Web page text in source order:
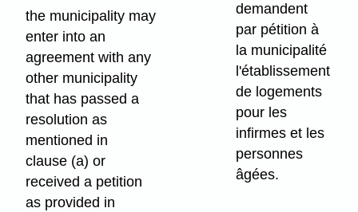
the municipality may
enter into an
agreement with any
other municipality
that has passed a
resolution as
mentioned in
clause (a) or
received a petition
as provided in
demandent
par pétition à
la municipalité
l'établissement
de logements
pour les
infirmes et les
personnes
âgées.